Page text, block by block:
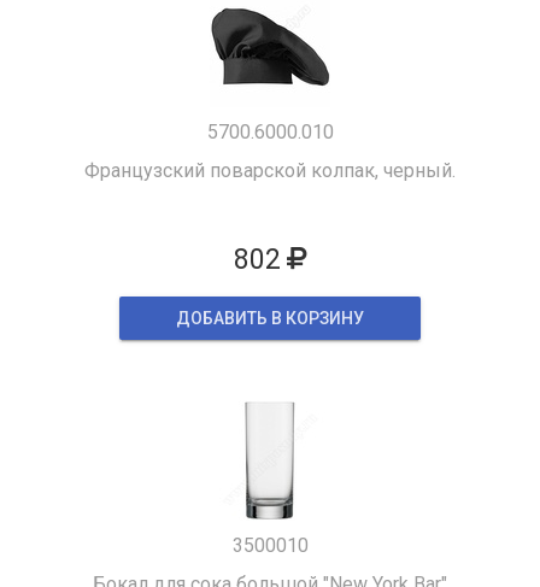
5700.6000.010
Французский поварской колпак, черный.
802
ДОБАВИТЬ В КОРЗИНУ
3500010